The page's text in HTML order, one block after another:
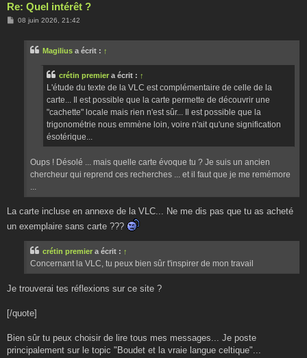
Re: Quel intérêt ?
M08 juin 2026, 21:42
Magilius a écrit : ↑
crétin premier a écrit : ↑
L'étude du texte de la VLC est complémentaire de celle de la
carte... Il est possible que la carte permette de découvrir une
"cachette" locale mais rien n'est sûr... Il est possible que la
trigonométrie nous emmène loin, voire n'ait qu'une signification
ésotérique...
Oups ! Désolé ... mais quelle carte évoque tu ? Je suis un ancien
chercheur qui reprend ces recherches ... et il faut que je me remémore
La carte incluse en annexe de la VLC... Ne me dis pas que tu as acheté
un exemplaire sans carte ???
crétin premier a écrit : ↑
Concernant la VLC, tu peux bien sûr t'inspirer de mon travail
Je trouverai tes réflexions sur ce site ?
[/quote]
Bien sûr tu peux choisir de lire tous mes messages... Je poste
principalement sur le topic "Boudet et la vraie langue celtique"...